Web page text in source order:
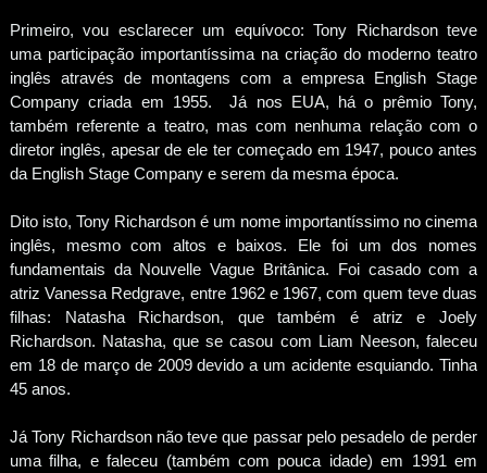
Primeiro, vou esclarecer um equívoco: Tony Richardson teve
uma participação importantíssima na criação do moderno teatro
inglês através de montagens com a empresa English Stage
Company criada em 1955. Já nos EUA, há o prêmio Tony,
também referente a teatro, mas com nenhuma relação com o
diretor inglês, apesar de ele ter começado em 1947, pouco antes
da English Stage Company e serem da mesma época.
Dito isto, Tony Richardson é um nome importantíssimo no cinema
inglês, mesmo com altos e baixos. Ele foi um dos nomes
fundamentais da Nouvelle Vague Britânica. Foi casado com a
atriz Vanessa Redgrave, entre 1962 e 1967, com quem teve duas
filhas: Natasha Richardson, que também é atriz e Joely
Richardson. Natasha, que se casou com Liam Neeson, faleceu
em 18 de março de 2009 devido a um acidente esquiando. Tinha
45 anos.
Já Tony Richardson não teve que passar pelo pesadelo de perder
uma filha, e faleceu (também com pouca idade) em 1991 em